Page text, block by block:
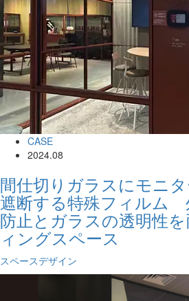
CASE
2024.08
間仕切りガラスにモニ
遮断する特殊フィルム
防止とガラスの透明性
ィングスペース
スペースデザイン